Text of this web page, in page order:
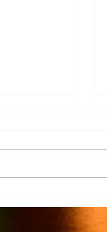
el cierre del